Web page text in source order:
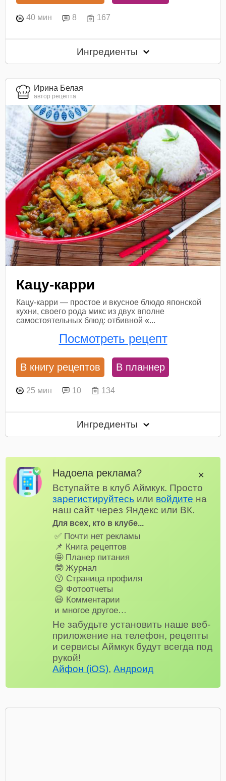
40 мин 8 167
Ингредиенты
Ирина Белая
автор рецепта
Кацу-карри
Кацу-карри — простое и вкусное блюдо японской
кухни, своего рода микс из двух вполне
самостоятельных блюд: отбивной «...
Посмотреть рецепт
В книгу рецептов В планнер
25 мин 10 134
Ингредиенты
Надоела реклама?
Вступайте в клуб Аймкук. Просто
зарегистируйтесь или войдите на
наш сайт через Яндекс или ВК.
Для всех, кто в клубе...
✅ Почти нет рекламы
📌 Книга рецептов
🤩 Планер питания
🤓 Журнал
😗 Страница профиля
😋 Фотоотчеты
😃 Комментарии
и многое другое…
Не забудьте установить наше веб-
приложение на телефон, рецепты
и сервисы Аймкук будут всегда под
рукой!
Айфон (iOS),Андроид
✕